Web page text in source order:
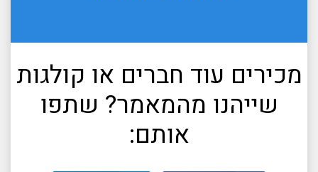
מכירים עוד חברים או קולגות
שייהנו מהמאמר? שתפו
אותם: